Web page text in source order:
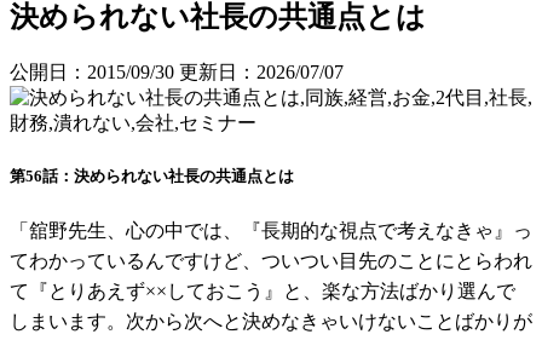
決められない社長の共通点とは
公開日：2015/09/30 更新日：2026/07/07
第56話：決められない社長の共通点とは
「舘野先生、心の中では、『長期的な視点で考えなきゃ』っ
てわかっているんですけど、ついつい目先のことにとらわれ
て『とりあえず××しておこう』と、楽な方法ばかり選んで
しまいます。次から次へと決めなきゃいけないことばかりが